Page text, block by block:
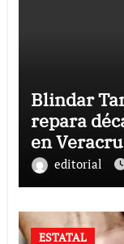
Blindar
repara
en
editorial
ESTATAL